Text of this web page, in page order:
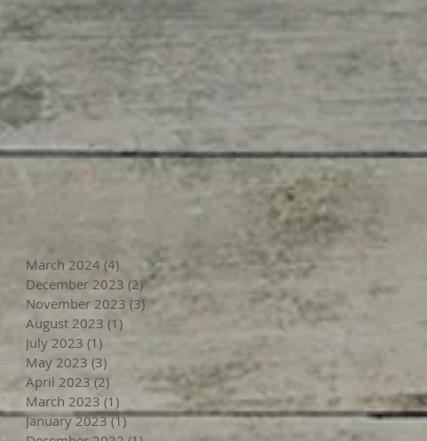
March 2024 (4) 4 posts
December 2023 (2)2 posts
November 2023 (3) 3 posts
August 2023 (1)
July 2023 (1) 1 post
May 2023 (3)
April 2023 (2) 2 posts
March 2023 (1)
January 2023 (1)1 post